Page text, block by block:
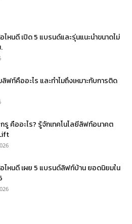
หนดี เปิด 5 แบรนด์และรุ่นแนะนำขนาดไม่
ท์คืออะไร และทำไมถึงเหมาะกับการติด
คืออะไร? รู้จักเทคโนโลยีลิฟท์อนาคต
ไหนดี เผย 5 แบรนด์ลิฟท์บ้าน ยอดนิยมใน